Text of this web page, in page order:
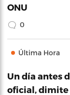
ONU
0
Última Hora
Un día antes
oficial, dimite